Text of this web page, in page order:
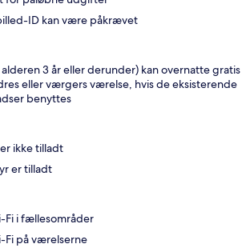
ID kan være påkrævet
alderen 3 år eller derunder) kan overnatte gratis
eller værgers værelse, hvis de eksisterende
benyttes
ikke tilladt
er tilladt
Fi i fællesområder
Fi på værelserne